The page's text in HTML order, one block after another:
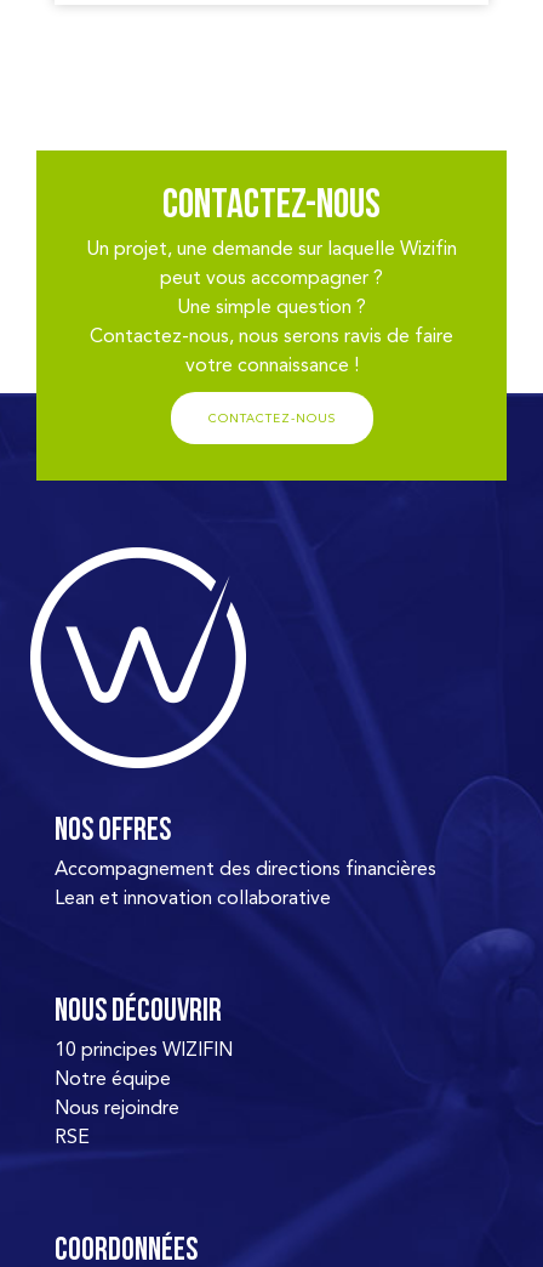
Contactez-nous
Un projet, une demande sur laquelle Wizifin
peut vous accompagner ?
Une simple question ?
Contactez-nous, nous serons ravis de faire
votre connaissance !
CONTACTEZ-NOUS
Nos offres
Accompagnement des directions financières
Lean et innovation collaborative
Nous découvrir
10 principes WIZIFIN
Notre équipe
Nous rejoindre
RSE
Coordonnées